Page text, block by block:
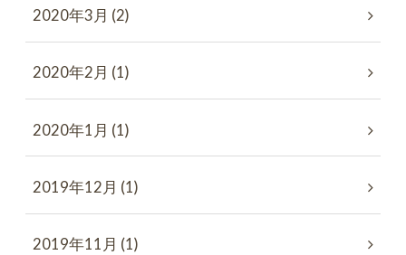
2020年3月 (2)
2020年2月 (1)
2020年1月 (1)
2019年12月 (1)
2019年11月 (1)